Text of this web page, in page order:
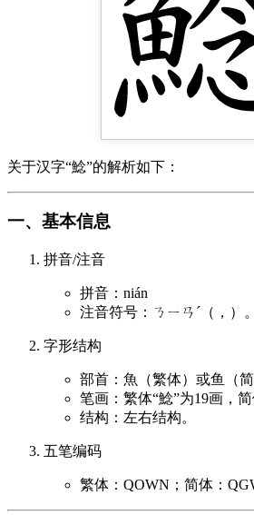
关于汉字“鯰”的解析如下：
一、基本信息
拼音/注音
拼音：nián
注音符号：ㄋㄧㄢˊ（，）。
字形结构
部首：魚（繁体）或鱼（简
笔画：繁体“鯰”为19画，简
结构：左右结构。
五笔编码
繁体：QOWN；简体：